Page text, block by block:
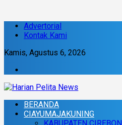
Advertorial
Kontak Kami
Kamis, Agustus 6, 2026
BERANDA
CIAYUMAJAKUNING